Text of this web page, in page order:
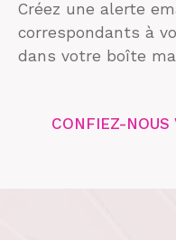
Créez une alerte
correspondants à
dans votre boîte
CONFIEZ-NOUS